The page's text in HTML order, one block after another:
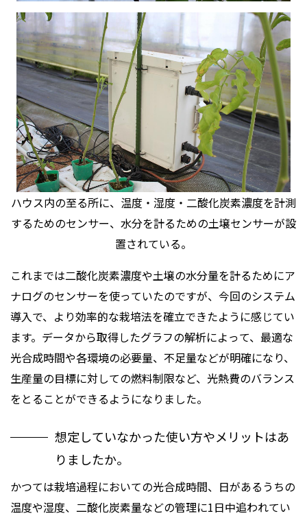
ハウス内の至る所に、温度・湿度・二酸化炭素濃度を計測
するためのセンサー、水分を計るための土壌センサーが設
置されている。
これまでは二酸化炭素濃度や土壌の水分量を計るためにア
ナログのセンサーを使っていたのですが、今回のシステム
導入で、より効率的な栽培法を確立できたように感じてい
ます。データから取得したグラフの解析によって、最適な
光合成時間や各環境の必要量、不足量などが明確になり、
生産量の目標に対しての燃料制限など、光熱費のバランス
をとることができるようになりました。
想定していなかった使い方やメリットはあ
りましたか。
かつては栽培過程においての光合成時間、日があるうちの
温度や湿度、二酸化炭素量などの管理に1日中追われてい